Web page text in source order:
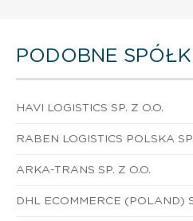
PODOBNE SPÓŁKI
HAVI LOGISTICS SP. Z O.O.
RABEN LOGISTICS POLSKA
ARKA-TRANS SP. Z O.O.
DHL ECOMMERCE (POLAND)